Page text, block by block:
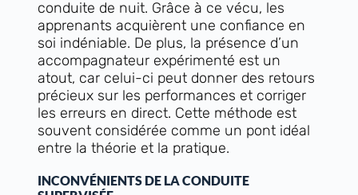
conduite de nuit. Grâce à ce vécu, les
apprenants acquièrent une confiance en
soi indéniable. De plus, la présence d’un
accompagnateur expérimenté est un
atout, car celui-ci peut donner des retours
précieux sur les performances et corriger
les erreurs en direct. Cette méthode est
souvent considérée comme un pont idéal
entre la théorie et la pratique.
INCONVÉNIENTS DE LA CONDUITE